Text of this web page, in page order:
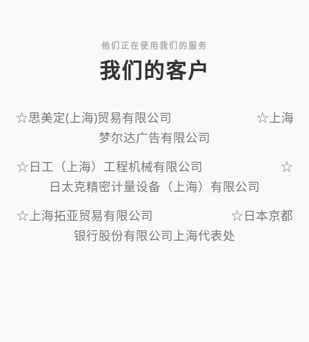
他们正在使用我们的服务
我们的客户
☆思美定(上海)贸易有限公司 ☆上海
梦尔达广告有限公司
☆日工（上海）工程机械有限公司 ☆
日太克精密计量设备（上海）有限公司
☆上海拓亚贸易有限公司 ☆日本京都
银行股份有限公司上海代表处